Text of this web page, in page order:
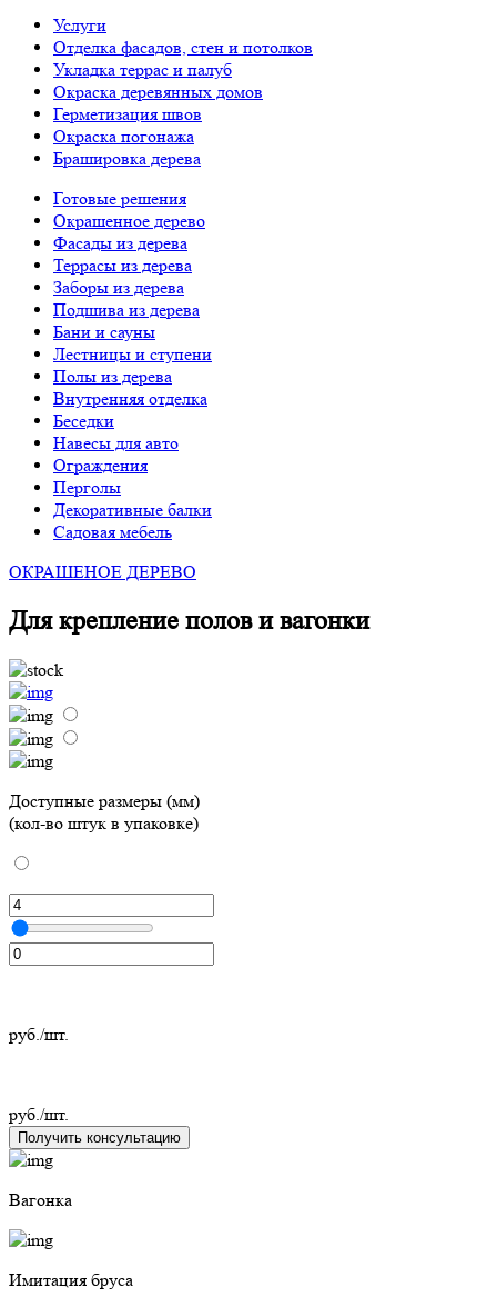
Услуги
Отделка фасадов, стен и потолков
Укладка террас и палуб
Окраска деревянных домов
Герметизация швов
Окраска погонажа
Брашировка дерева
Готовые решения
Окрашенное дерево
Фасады из дерева
Террасы из дерева
Заборы из дерева
Подшива из дерева
Бани и сауны
Лестницы и ступени
Полы из дерева
Внутренняя отделка
Беседки
Навесы для авто
Ограждения
Перголы
Декоративные балки
Садовая мебель
ОКРАШЕНОЕ ДЕРЕВО
Для крепление полов и вагонки
Доступные размеры (мм)
(кол-во штук в упаковке)
руб./шт.
руб./шт.
Получить консультацию
Вагонка
Имитация бруса